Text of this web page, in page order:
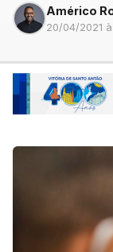
Américo
20/04/2021